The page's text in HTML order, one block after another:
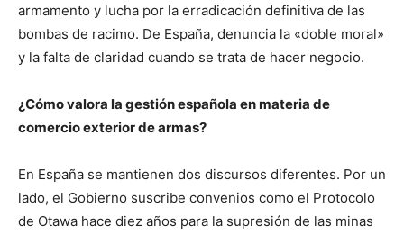
armamento y lucha por la erradicación definitiva de las
bombas de racimo. De España, denuncia la «doble moral»
y la falta de claridad cuando se trata de hacer negocio.
¿Cómo valora la gestión española en materia de
comercio exterior de armas?
En España se mantienen dos discursos diferentes. Por un
lado, el Gobierno suscribe convenios como el Protocolo
de Otawa hace diez años para la supresión de las minas